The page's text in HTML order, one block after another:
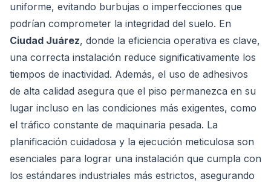
uniforme, evitando burbujas o imperfecciones que
podrían comprometer la integridad del suelo. En
Ciudad Juárez, donde la eficiencia operativa es clave,
una correcta instalación reduce significativamente los
tiempos de inactividad. Además, el uso de adhesivos
de alta calidad asegura que el piso permanezca en su
lugar incluso en las condiciones más exigentes, como
el tráfico constante de maquinaria pesada. La
planificación cuidadosa y la ejecución meticulosa son
esenciales para lograr una instalación que cumpla con
los estándares industriales más estrictos, asegurando